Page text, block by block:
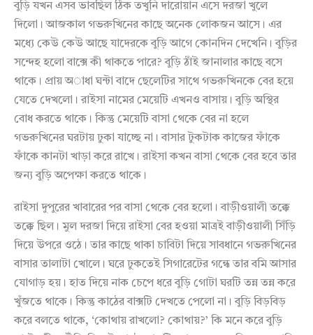
বুড়ি যখন এসব ভাবছিল ঠিক তখুনি দারোয়ান এসে দরজা খুলে
দিলো। আজকাল গভরুখিনের কাছে অনেক লোকজন আসে। এর
মধ্যে কেউ কেউ আছে যাদেরকে বুড়ি আগে কোনদিন দেখেনি। বুড়ির
সন্দেহ হলো বাক্সে কী থাকতে পারে? বুড়ি ঠাঁই জানালার কাছে বসে
থাকে। প্রায় অাধা ঘন্টা বাদে ছেলেটির সাথে গভরুখিনকে বের হয়ে
যেতে দেখলো। রাইসা নামের মেয়েটি এখনও বাসায়। বুড়ি অস্থির
বোধ করতে থাকে। কিন্তু মেয়েটি বাসা থেকে বের না হলে
গভরুখিনের ঘরটায় ঢুকা যাচ্ছে না। বাসার টুকটাক কাজের ফাঁকে
ফাঁকে কানটা খাড়া করে রাখে। রাইসা কখন বাসা থেকে বের হবে তার
জন্য বুড়ি অপেক্ষা করতে থাকে।
রাইসা দুপুরের খাবারের পর বাসা থেকে বের হলো। বাড়ীওয়ালী তক্কে
তক্কে ছিল। মুল দরজা দিয়ে রাইসা বের হওয়া মাত্রই বাড়ীওয়ালী সিঁড়ি
দিয়ে উপরে ওঠে। তার কাছে থাকা চাবিটা দিয়ে সাবধানে গভরুখিনের
বাসার তালাটা খোলে। ঘরে ঢুকতেই সিগারেটের গন্ধে তার বমি আসার
যোগাড় হয়। হাত দিয়ে নাক চেপে ধরে বুড়ি গোটা ঘরটি তন্ন তন্ন করে
খুঁজতে থাকে। কিন্তু কাঠের বাক্সটি দেখতে পেলো না। বুড়ি বিড়বিড়
করে বলতে থাকে, ‘কোথায় রাখলো? কোথায়?’ কি মনে করে বুড়ি